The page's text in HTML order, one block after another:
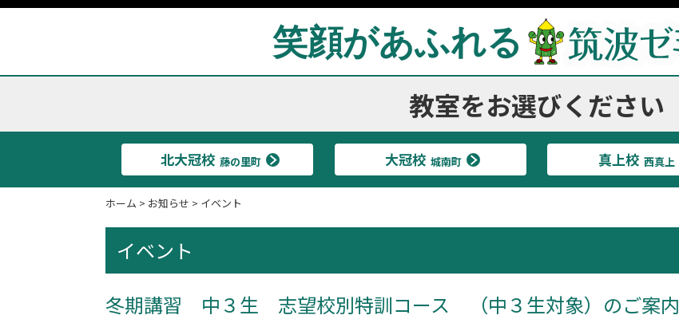
笑顔があふれる
教室をお選びください
北大冠校 藤の里町 大冠校 城南町 真上校 西真上
ホーム > お知らせ > イベント
イベント
冬期講習 中３生 志望校別特訓コース （中３生対象）のご案内